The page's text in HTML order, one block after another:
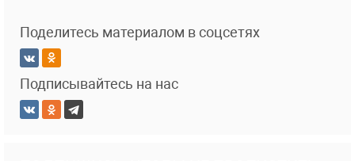
Поделитесь материалом в соцсетях
Подписывайтесь на нас